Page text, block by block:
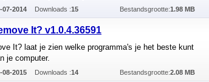
07-2014 Downloads :15 Bestandsgrootte:1.98 MB
It? v1.0.4.36591
It? laat je zien welke programma's je het beste kunt
je computer.
08-2015 Downloads :14 Bestandsgrootte:2.08 MB